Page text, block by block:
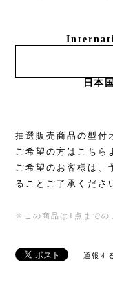
日本
抽選販売商品の型付
ご希望の方はこちら
ご希望のお客様は、
ることご了承くださ
※この商品は1点までの
通報す